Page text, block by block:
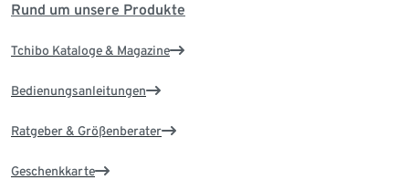
Rund um unsere Produkte
Tchibo Kataloge & Magazine
Bedienungsanleitungen
Ratgeber & Größenberater
Geschenkkarte